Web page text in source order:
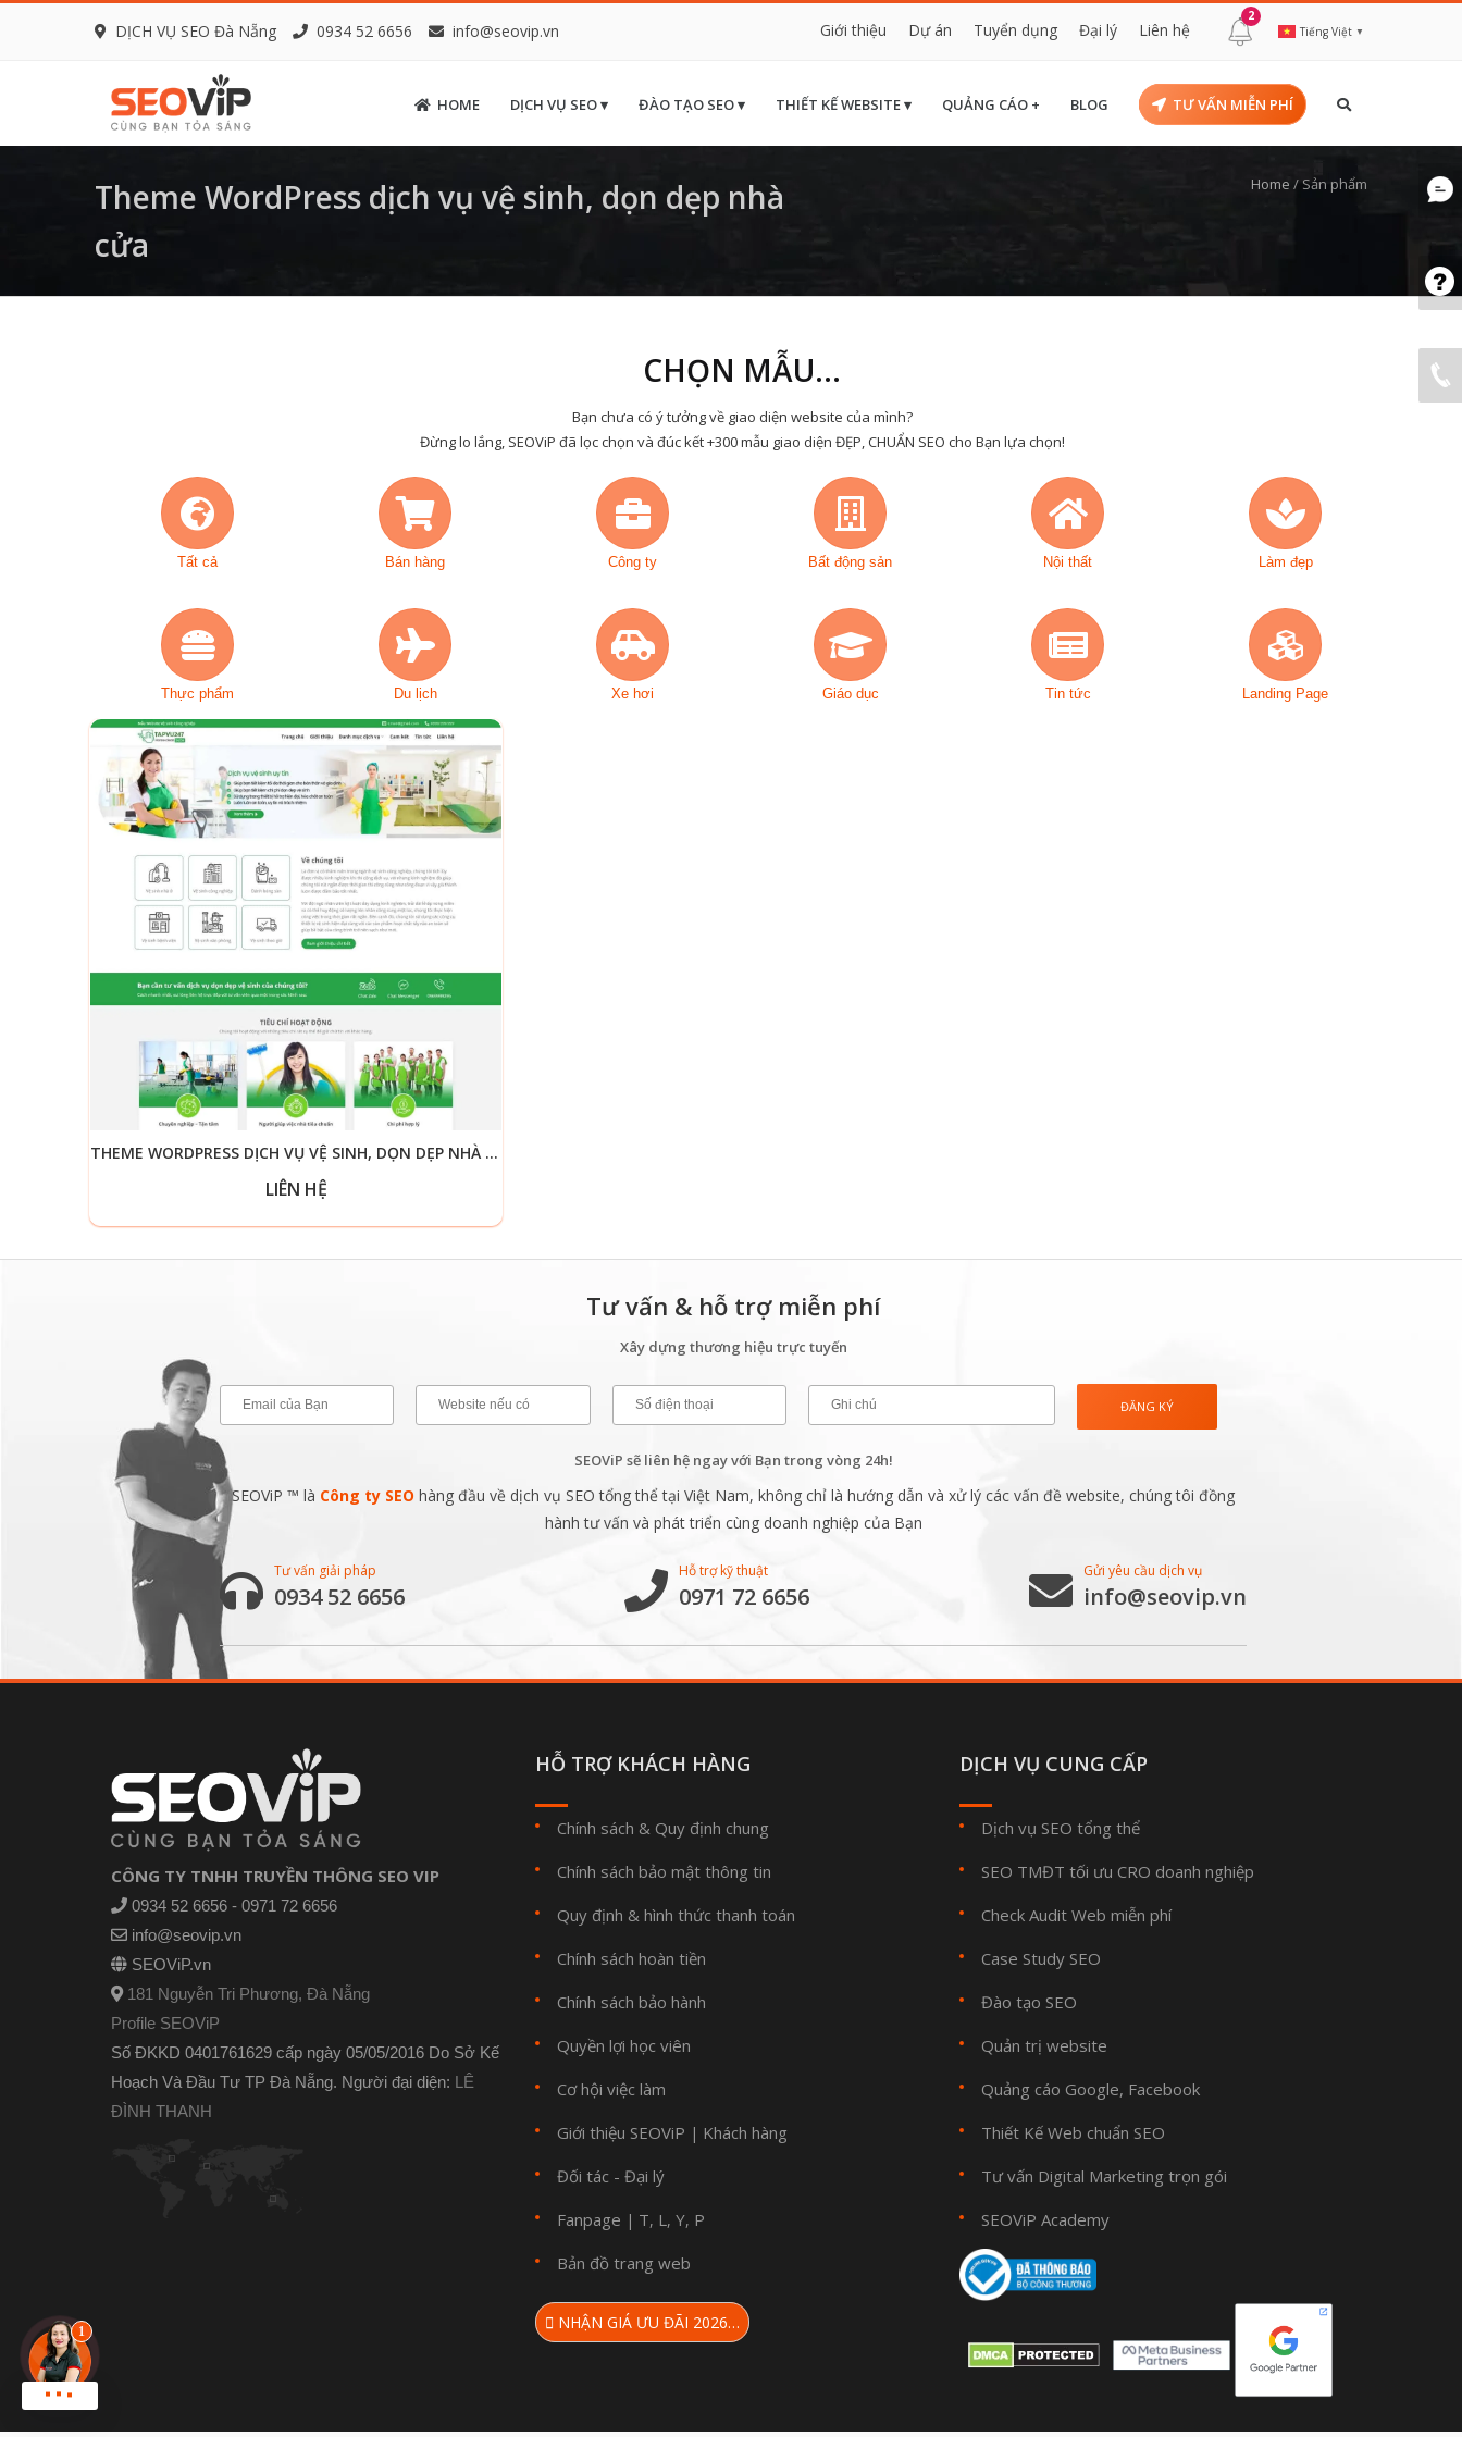
DỊCH VỤ SEO Đà Nẵng 0934 52 6656 info@seovip.vn Giới thiệu Dự án Tuyển dụng Đại lý Liên hệ
2
Tiếng Việt ▼
HOME DỊCH VỤ SEO ▾ ĐÀO TẠO SEO ▾ THIẾT KẾ WEBSITE ▾ QUẢNG CÁO + BLOG TƯ VẤN MIỄN PHÍ
Theme WordPress dịch vụ vệ sinh, dọn dẹp nhà
cửa
Home / Sản phẩm
CHỌN MẪU...
Bạn chưa có ý tưởng về giao diện website của mình?
Đừng lo lắng, SEOViP đã lọc chọn và đúc kết +300 mẫu giao diện ĐẸP, CHUẨN SEO cho Bạn lựa chọn!
Tất cả Bán hàng Công ty Bất động sản Nội thất Làm đẹp
Thực phẩm Du lịch Xe hơi Giáo dục Tin tức Landing Page
THEME WORDPRESS DỊCH VỤ VỆ SINH, DỌN DẸP NHÀ CỬA
LIÊN HỆ
Tư vấn & hỗ trợ miễn phí
Xây dựng thương hiệu trực tuyến
SEOViP sẽ liên hệ ngay với Bạn trong vòng 24h!
SEOViP ™ là Công ty SEO hàng đầu về dịch vụ SEO tổng thể tại Việt Nam, không chỉ là hướng dẫn và xử lý các vấn đề website, chúng tôi đồng
hành tư vấn và phát triển cùng doanh nghiệp của Bạn
Tư vấn giải pháp
0934 52 6656
Hỗ trợ kỹ thuật
0971 72 6656
Gửi yêu cầu dịch vụ
info@seovip.vn
CÔNG TY TNHH TRUYỀN THÔNG SEO VIP
0934 52 6656 - 0971 72 6656
info@seovip.vn
SEOViP.vn
181 Nguyễn Tri Phương, Đà Nẵng
Profile SEOViP
Số ĐKKD 0401761629 cấp ngày 05/05/2016 Do Sở Kế
Hoạch Và Đầu Tư TP Đà Nẵng. Người đại diện: LÊ
ĐÌNH THANH
HỖ TRỢ KHÁCH HÀNG
Chính sách & Quy định chung
Chính sách bảo mật thông tin
Quy định & hình thức thanh toán
Chính sách hoàn tiền
Chính sách bảo hành
Quyền lợi học viên
Cơ hội việc làm
Giới thiệu SEOViP | Khách hàng
Đối tác - Đại lý
Fanpage | T, L, Y, P
Bản đồ trang web
NHẬN GIÁ ƯU ĐÃI 2026…
DỊCH VỤ CUNG CẤP
Dịch vụ SEO tổng thể
SEO TMĐT tối ưu CRO doanh nghiệp
Check Audit Web miễn phí
Case Study SEO
Đào tạo SEO
Quản trị website
Quảng cáo Google, Facebook
Thiết Kế Web chuẩn SEO
Tư vấn Digital Marketing trọn gói
SEOViP Academy
Chat zalo !